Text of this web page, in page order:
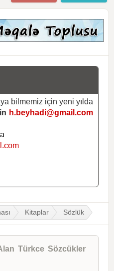
bilmemiz için yeni yılda
h.beyhadi@gmail.com
Kitaplar Sözlük
Türkce Sözcükler